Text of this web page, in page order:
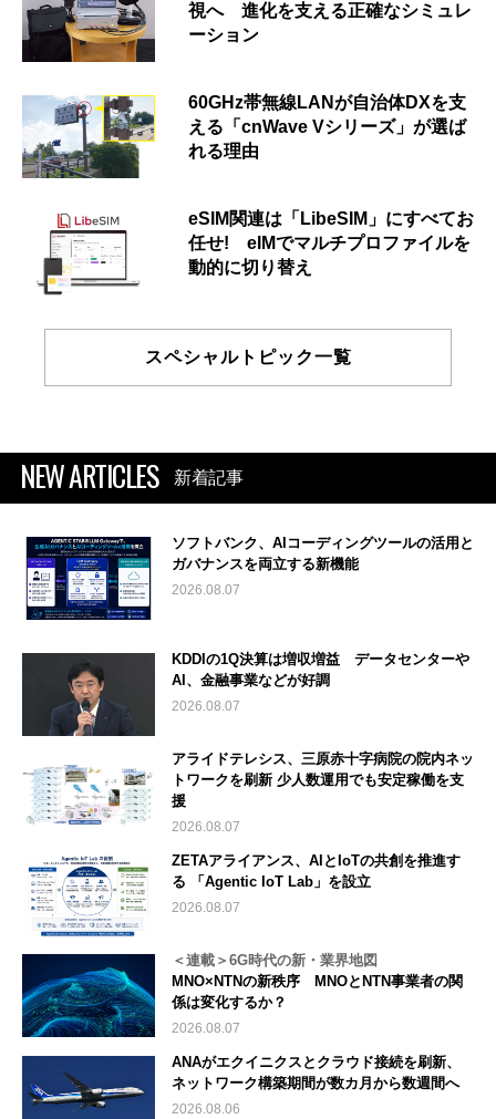
視へ 進化を支える正確なシミュレ
ーション
60GHz帯無線LANが自治体DXを支
える「cnWave Vシリーズ」が選ば
れる理由
eSIM関連は「LibeSIM」にすべてお
任せ! eIMでマルチプロファイルを
動的に切り替え
スペシャルトピック一覧
NEW ARTICLES 新着記事
ソフトバンク、AIコーディングツールの活用と
ガバナンスを両立する新機能
2026.08.07
KDDIの1Q決算は増収増益 データセンターや
AI、金融事業などが好調
2026.08.07
アライドテレシス、三原赤十字病院の院内ネッ
トワークを刷新 少人数運用でも安定稼働を支
援
2026.08.07
ZETAアライアンス、AIとIoTの共創を推進す
る 「Agentic IoT Lab」を設立
2026.08.07
＜連載＞6G時代の新・業界地図
MNO×NTNの新秩序 MNOとNTN事業者の関
係は変化するか？
2026.08.07
ANAがエクイニクスとクラウド接続を刷新、
ネットワーク構築期間が数カ月から数週間へ
2026.08.06